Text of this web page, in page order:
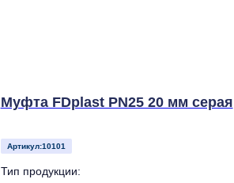
Муфта FDplast PN25 20 мм серая
Артикул:10101
Тип продукции: